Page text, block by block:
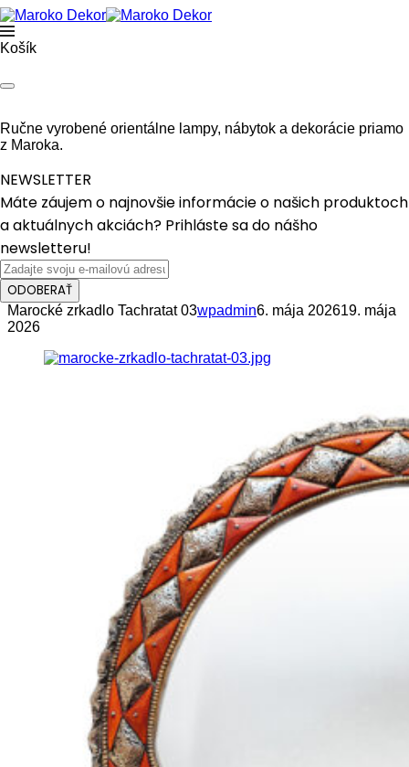
Košík
Ručne vyrobené orientálne lampy, nábytok a dekorácie priamo
z Maroka.
NEWSLETTER
Máte záujem o najnovšie informácie o našich produktoch
a aktuálnych akciách? Prihláste sa do nášho
newsletteru!
ODOBERAŤ
Marocké zrkadlo Tachratat 03wpadmin6. mája 202619. mája
2026